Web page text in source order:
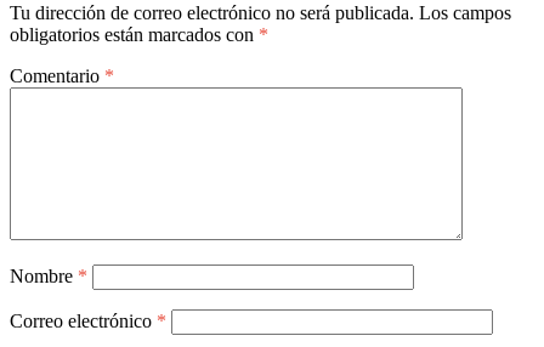
Tu dirección de correo electrónico no será publicada. Los campos
obligatorios están marcados con *
Comentario *
Nombre *
Correo electrónico *